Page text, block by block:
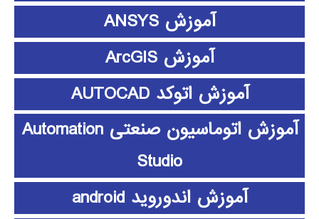
آموزش ANSYS
آموزش ArcGIS
آموزش اتوکد AUTOCAD
آموزش اتوماسیون صنعتی Automation
Studio
آموزش اندوروید android